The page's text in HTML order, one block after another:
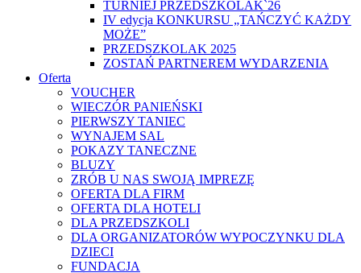
TURNIEJ PRZEDSZKOLAK`26
IV edycja KONKURSU „TAŃCZYĆ KAŻDY
MOŻE”
PRZEDSZKOLAK 2025
ZOSTAŃ PARTNEREM WYDARZENIA
Oferta
VOUCHER
WIECZÓR PANIEŃSKI
PIERWSZY TANIEC
WYNAJEM SAL
POKAZY TANECZNE
BLUZY
ZRÓB U NAS SWOJĄ IMPREZĘ
OFERTA DLA FIRM
OFERTA DLA HOTELI
DLA PRZEDSZKOLI
DLA ORGANIZATORÓW WYPOCZYNKU DLA
DZIECI
FUNDACJA